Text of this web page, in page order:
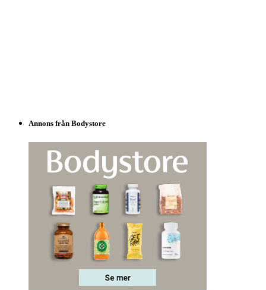
Annons från Bodystore